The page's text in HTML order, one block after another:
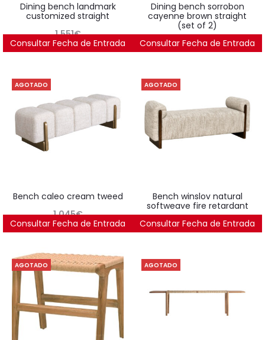
dining bench landmark
customized straight
1.551€
Consultar Fecha de Entrada
dining bench sorrobon
cayenne brown straight
(set of 2)
3.676€
Consultar Fecha de Entrada
AGOTADO
bench caleo cream tweed
1.045€
Consultar Fecha de Entrada
AGOTADO
bench winslov natural
softweave fire retardant
941€
Consultar Fecha de Entrada
AGOTADO AGOTADO